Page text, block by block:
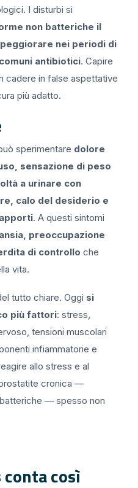
I disturbi si
non batteriche il
nei periodi di
antibiotici. Capire
cadere in false aspettative
più adatto.
sperimentare dolore
sensazione di peso
a urinare con
calo del desiderio e
. A questi sintomi
ansia, preoccupazione
di controllo che
vita.
tutto chiare. Oggi si
più fattori: stress,
tensioni muscolari
infiammatorie e
allo stress e al
cronica —
— spesso non
così